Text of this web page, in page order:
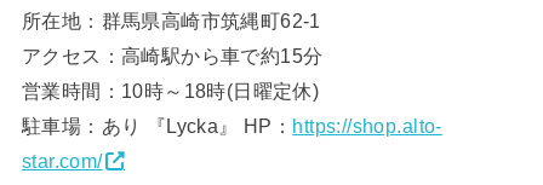
所在地：群馬県高崎市筑縄町62-1
アクセス：高崎駅から車で約15分
営業時間：10時～18時(日曜定休)
駐車場：あり 『Lycka』 HP： https://shop.alto-
star.com/